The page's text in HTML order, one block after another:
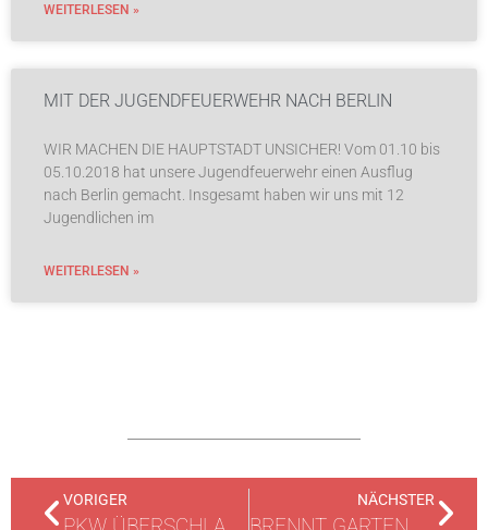
WEITERLESEN »
MIT DER JUGENDFEUERWEHR NACH BERLIN
WIR MACHEN DIE HAUPTSTADT UNSICHER! Vom 01.10 bis
05.10.2018 hat unsere Jugendfeuerwehr einen Ausflug
nach Berlin gemacht. Insgesamt haben wir uns mit 12
Jugendlichen im
WEITERLESEN »
VORIGER NÄCHSTER